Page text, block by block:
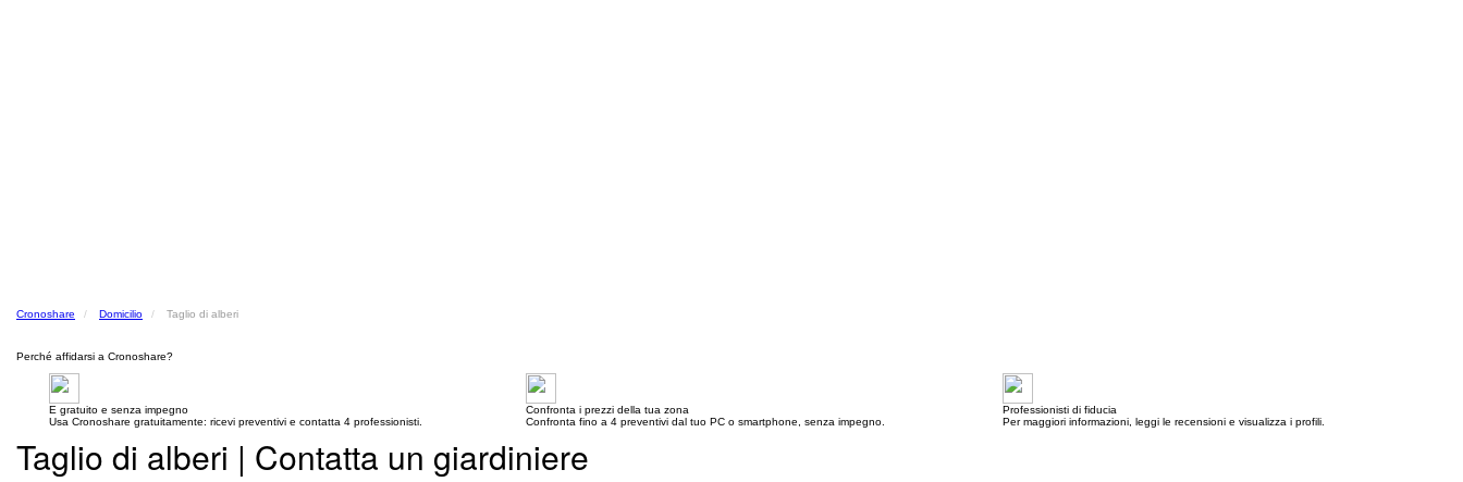
Cronoshare Domicilio Taglio di alberi
Perché affidarsi a Cronoshare?
E gratuito e senza impegno
Usa Cronoshare gratuitamente: ricevi preventivi e contatta 4 professionisti.
Confronta i prezzi della tua zona
Confronta fino a 4 preventivi dal tuo PC o smartphone, senza impegno.
Professionisti di fiducia
Per maggiori informazioni, leggi le recensioni e visualizza i profili.
Taglio di alberi | Contatta un giardiniere